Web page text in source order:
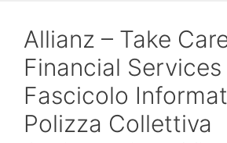
Allianz – Take
Financial Services
Fascicolo
Polizza Collettiva